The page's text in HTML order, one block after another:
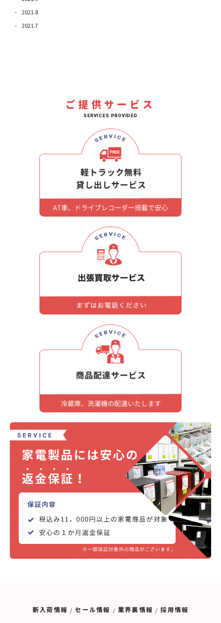
2021.8
2021.7
ご提供サービス
新入荷情報 セール情報 業界裏情報 採用情報